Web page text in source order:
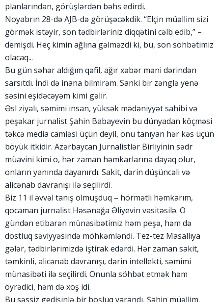
planlarından, görüşlərdən bəhs edirdi.
Noyabrın 28-də AJB-də görüşəcəkdik. “Elçin müəllim sizi
görmək istəyir, son tədbirləriniz diqqətini cəlb edib,” –
demişdi. Heç kimin ağlına gəlməzdi ki, bu, son söhbətimiz
olacaq...
Bu gün səhər aldığım qəfil, ağır xəbər məni dərindən
sarsıtdı. İndi də inana bilmirəm. Sanki bir zənglə yenə
səsini eşidəcəyəm kimi gəlir.
Əsl ziyalı, səmimi insan, yüksək mədəniyyət sahibi və
peşəkar jurnalist Şahin Babayevin bu dünyadan köçməsi
təkcə media camiəsi üçün deyil, onu tanıyan hər kəs üçün
böyük itkidir. Azərbaycan Jurnalistlər Birliyinin sədr
müavini kimi o, hər zaman həmkarlarına dayaq olur,
onların yanında dayanırdı. Sakit, dərin düşüncəli və
alicənab davranışı ilə seçilirdi.
Biz 11 il əvvəl tanış olmuşduq – hörmətli həmkarım,
qocaman jurnalist Həsənağa Əliyevin vasitəsilə. O
gündən etibarən münasibətimiz həm peşə, həm də
dostluq səviyyəsində möhkəmləndi. Tez-tez Masallıya
gələr, tədbirlərimizdə iştirak edərdi. Hər zaman sakit,
təmkinli, alicənab davranışı, dərin intellekti, səmimi
münasibəti ilə seçilirdi. Onunla söhbət etmək həm
öyrədici, həm də xoş idi.
Bu səssiz gedişinlə bir boşluq yarandı, Şahin müəllim.